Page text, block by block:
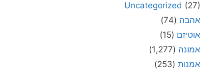
Uncategorized (27)
אהבה (74)
אוטיזם (15)
אמונה (1,277)
אמנות (253)